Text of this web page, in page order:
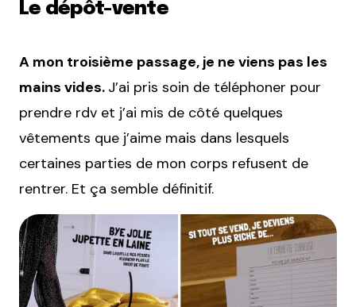
Le dépôt-vente
A mon troisième passage, je ne viens pas les
mains vides. J’ai pris soin de téléphoner pour
prendre rdv et j’ai mis de côté quelques
vêtements que j’aime mais dans lesquels
certaines parties de mon corps refusent de
rentrer. Et ça semble définitif.